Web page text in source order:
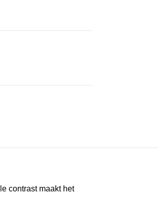
contrast maakt het